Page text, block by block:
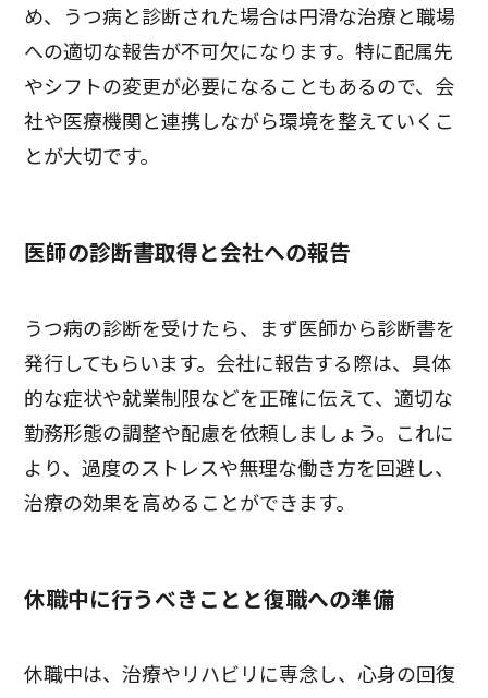
め、うつ病と診断された場合は円滑な治療と職場
への適切な報告が不可欠になります。特に配属先
やシフトの変更が必要になることもあるので、会
社や医療機関と連携しながら環境を整えていくこ
とが大切です。
医師の診断書取得と会社への報告
うつ病の診断を受けたら、まず医師から診断書を
発行してもらいます。会社に報告する際は、具体
的な症状や就業制限などを正確に伝えて、適切な
勤務形態の調整や配慮を依頼しましょう。これに
より、過度のストレスや無理な働き方を回避し、
治療の効果を高めることができます。
休職中に行うべきことと復職への準備
休職中は、治療やリハビリに専念し、心身の回復